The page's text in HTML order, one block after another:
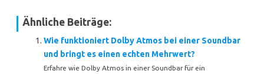
Ähnliche Beiträge:
Wie funktioniert Dolby Atmos bei einer Soundbar
und bringt es einen echten Mehrwert?
Erfahre wie Dolby Atmos in einer Soundbar für ein